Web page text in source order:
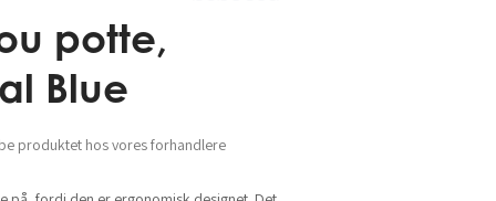
potte,
Blue
produktet hos vores forhandlere